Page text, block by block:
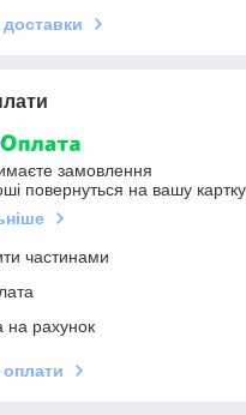
замовлення
повернуться на вашу картку
частинами
на рахунок